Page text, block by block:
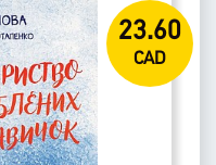
23.60
CAD